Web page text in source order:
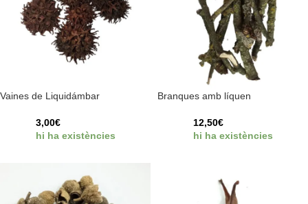
Vaines de Liquidámbar
3,00€
hi ha existències
Branques amb líquen
12,50€
hi ha existències